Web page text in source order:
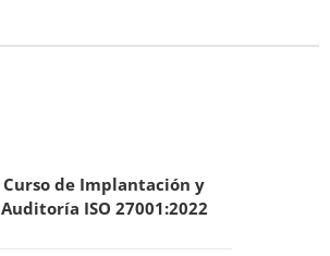
Curso de Implantación y
Auditoría ISO 27001:2022